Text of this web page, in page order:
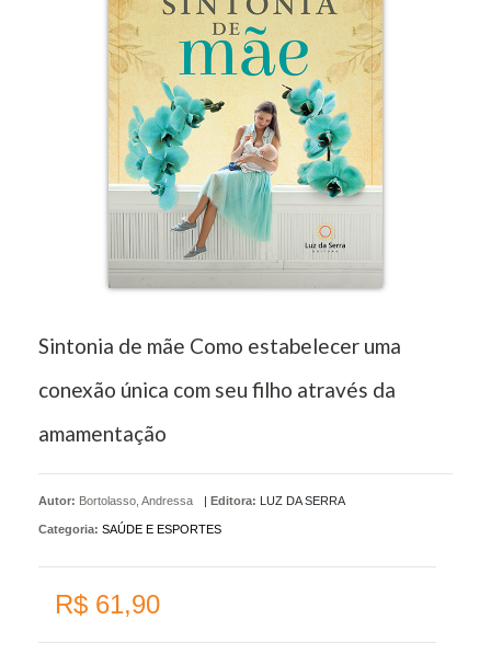
Sintonia de mãe Como estabelecer uma
conexão única com seu filho através da
amamentação
Autor: Bortolasso, Andressa | Editora: LUZ DA SERRA
Categoria: SAÚDE E ESPORTES
R$ 61,90